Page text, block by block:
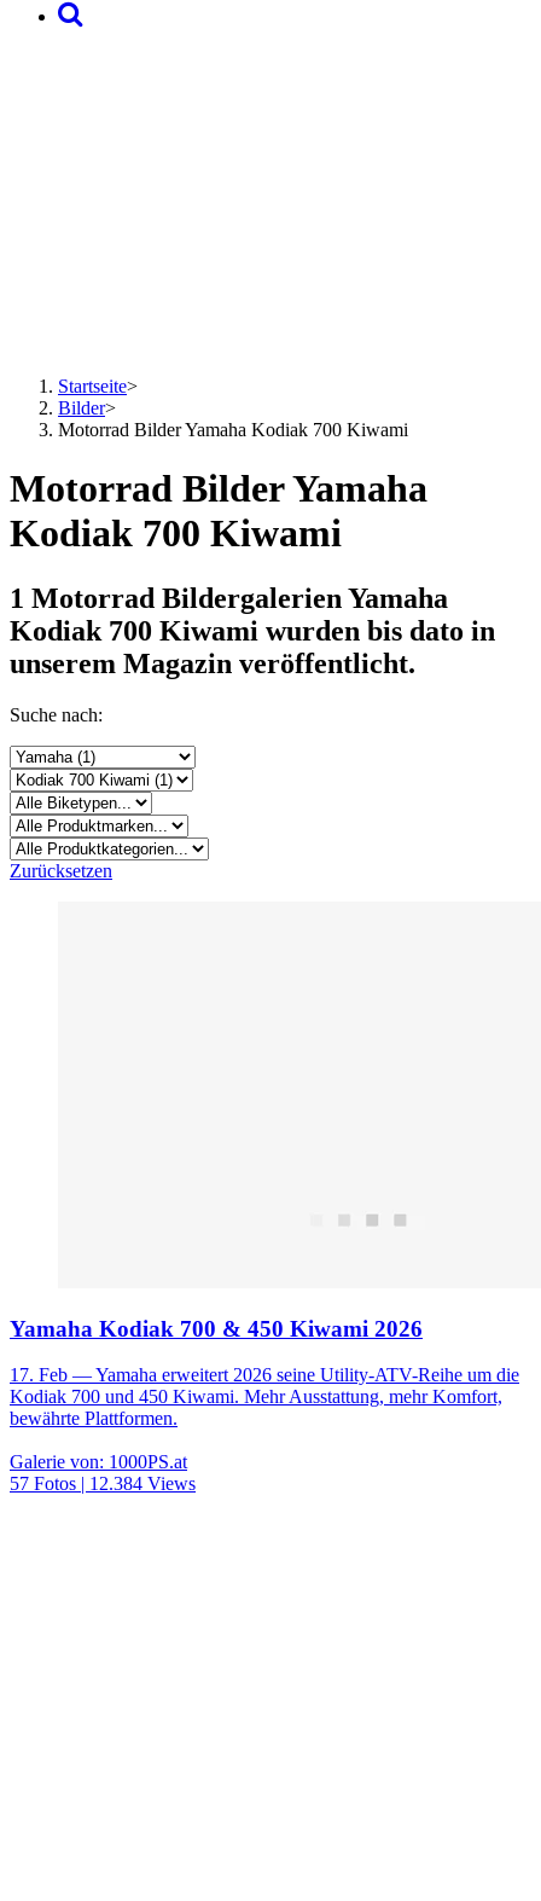
Startseite>
Bilder>
Motorrad Bilder Yamaha Kodiak 700 Kiwami
Motorrad Bilder Yamaha
Kodiak 700 Kiwami
1 Motorrad Bildergalerien Yamaha
Kodiak 700 Kiwami wurden bis dato in
unserem Magazin veröffentlicht.
Suche nach:
Zurücksetzen
Yamaha Kodiak 700 & 450 Kiwami 2026
17. Feb — Yamaha erweitert 2026 seine Utility-ATV-Reihe um die
Kodiak 700 und 450 Kiwami. Mehr Ausstattung, mehr Komfort,
bewährte Plattformen.
Galerie von: 1000PS.at
57 Fotos | 12.384 Views